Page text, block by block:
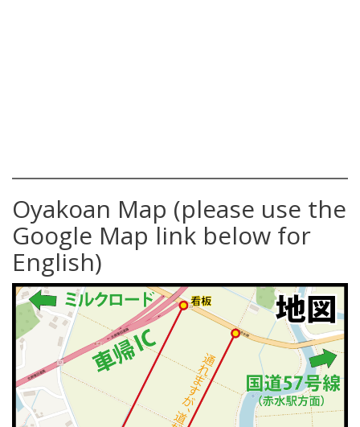
Oyakoan Map (please use the
Google Map link below for
English)